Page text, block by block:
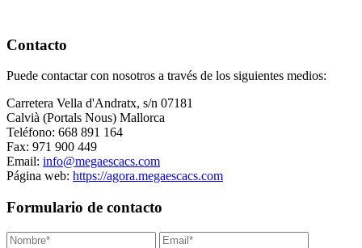
Contacto
Puede contactar con nosotros a través de los siguientes medios:
Carretera Vella d'Andratx, s/n 07181
Calvià (Portals Nous) Mallorca
Teléfono: 668 891 164
Fax: 971 900 449
Email: info@megaescacs.com
Página web: https://agora.megaescacs.com
Formulario de contacto